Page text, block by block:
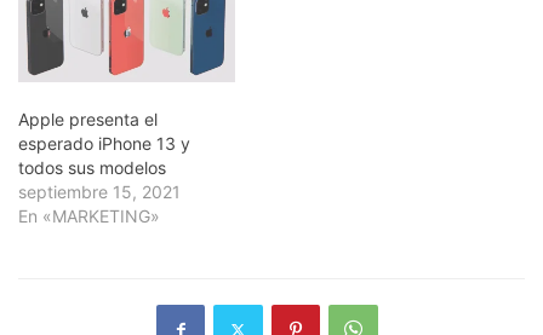
Apple presenta el
esperado iPhone 13 y
todos sus modelos
septiembre 15, 2021
En «MARKETING»